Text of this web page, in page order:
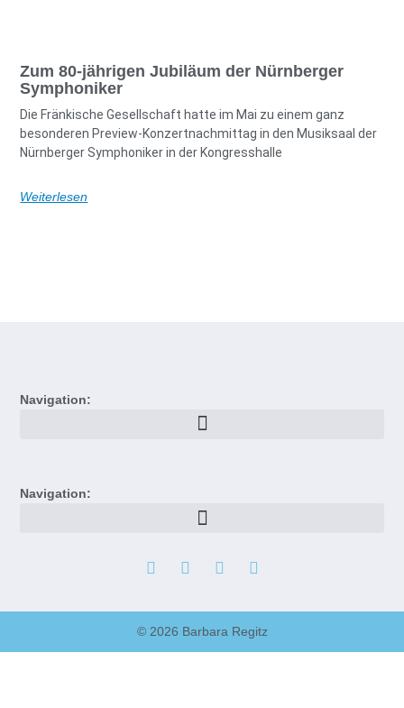
Zum 80-jährigen Jubiläum der Nürnberger
Symphoniker
Die Fränkische Gesellschaft hatte im Mai zu einem ganz
besonderen Preview-Konzertnachmittag in den Musiksaal der
Nürnberger Symphoniker in der Kongresshalle
Weiterlesen
Navigation:
Navigation:
© 2026 Barbara Regitz